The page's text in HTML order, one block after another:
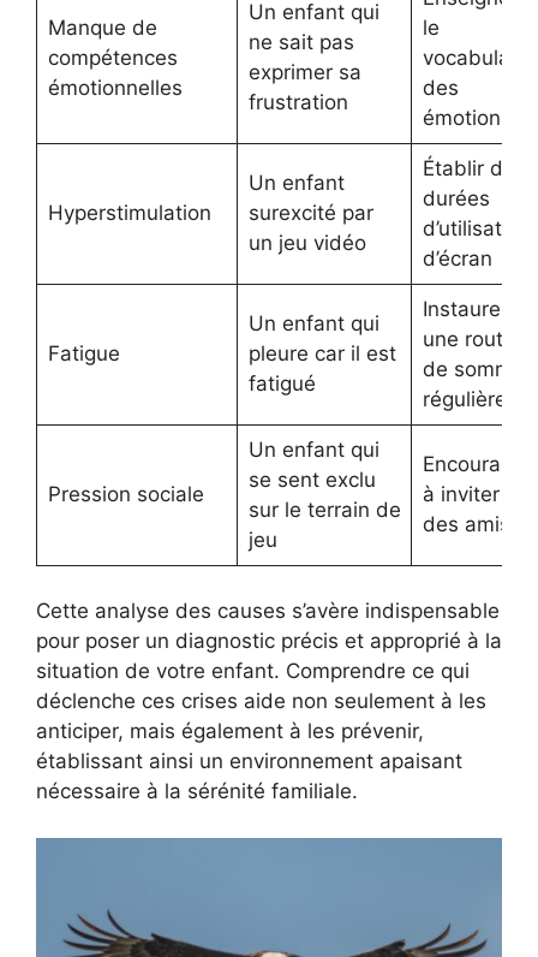
Manque de
compétences
émotionnelles
Un enfant qui
ne sait pas
exprimer sa
frustration
le
vocabulaire
des
émotions
Hyperstimulation
Un enfant
surexcité par
un jeu vidéo
Établir des
durées
d’utilisation
d’écran
Fatigue
Un enfant qui
pleure car il est
fatigué
Instaurer
une routine
de sommeil
régulière
Pression sociale
Un enfant qui
se sent exclu
sur le terrain de
jeu
Encourager
à inviter
des amis
Cette analyse des causes s’avère indispensable
pour poser un diagnostic précis et approprié à la
situation de votre enfant. Comprendre ce qui
déclenche ces crises aide non seulement à les
anticiper, mais également à les prévenir,
établissant ainsi un environnement apaisant
nécessaire à la sérénité familiale.